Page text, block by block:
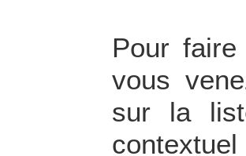
Pour
vous
sur la